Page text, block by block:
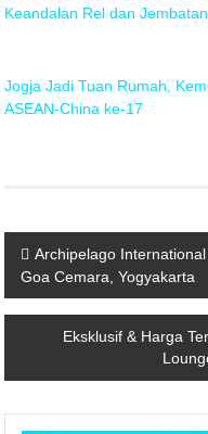
Keandalan Rel dan
Jogja Jadi Tuan Rumah,
ASEAN-China ke-17
Post
navigation
Archipelago
Goa Cemara, Yogyakarta
Eksklusif & Harga